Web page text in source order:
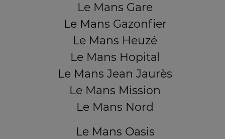
Le Mans Gare
Le Mans Gazonfier
Le Mans Heuzé
Le Mans Hopital
Le Mans Jean Jaurès
Le Mans Mission
Le Mans Nord
Le Mans Oasis